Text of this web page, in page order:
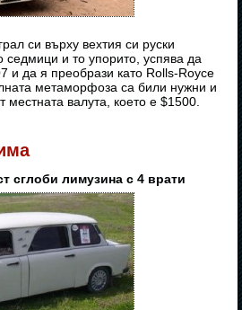
си върху вехтия си руски
седмици и то упорито, успява да
и да я преобрази като Rolls-Royce
метаморфоза са били нужни и
местната валута, което е $1500.
сглоби лимузина с 4 врати